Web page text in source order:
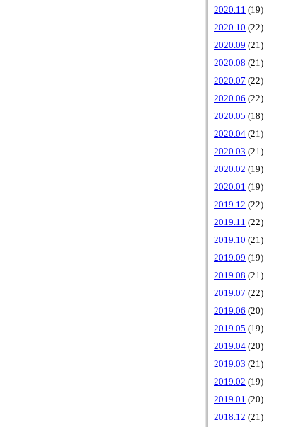
2020.11 (19)
2020.10 (22)
2020.09 (21)
2020.08 (21)
2020.07 (22)
2020.06 (22)
2020.05 (18)
2020.04 (21)
2020.03 (21)
2020.02 (19)
2020.01 (19)
2019.12 (22)
2019.11 (22)
2019.10 (21)
2019.09 (19)
2019.08 (21)
2019.07 (22)
2019.06 (20)
2019.05 (19)
2019.04 (20)
2019.03 (21)
2019.02 (19)
2019.01 (20)
2018.12 (21)